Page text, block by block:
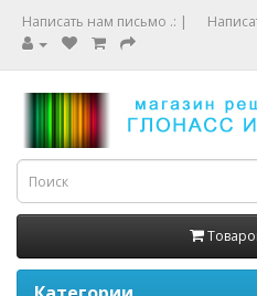
Написать нам письмо .: |